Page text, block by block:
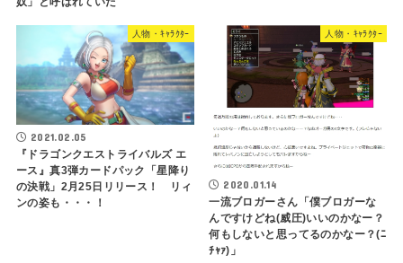
人物・ｷｬﾗｸﾀｰ
2021.02.05
『ドラゴンクエストライバルズ エ
ース』真3弾カードパック「星降り
の決戦」2月25日リリース！ リィ
ンの姿も・・・！
人物・ｷｬﾗｸﾀｰ
2020.01.14
一流ブロガーさん「僕ブロガーな
んですけどね(威圧)いいのかなー？
何もしないと思ってるのかなー？(ﾆ
ﾁｬｧ)」